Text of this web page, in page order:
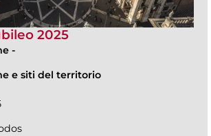
2025
-
e siti del territorio